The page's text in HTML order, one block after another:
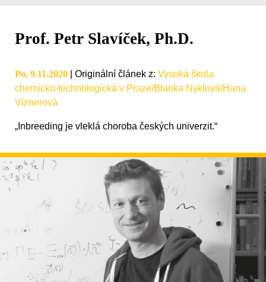
Prof. Petr Slavíček, Ph.D.
Po, 9.11.2020 Originální článek z: Vysoká škola
chemicko-technologická v Praze/Blanka Nyklová/Hana
Víznerová
„Inbreeding je vleklá choroba českých univerzit.“